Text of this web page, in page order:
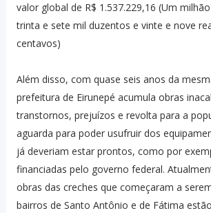
valor global de R$ 1.537.229,16 (Um
trinta e sete mil duzentos e vinte e nove
centavos)
Além disso, com quase seis anos da
prefeitura de Eirunepé acumula obras
transtornos, prejuízos e revolta para a
aguarda para poder usufruir dos
já deveriam estar prontos, como por
financiadas pelo governo federal.
obras das creches que começaram a
bairros de Santo Antônio e de Fátima